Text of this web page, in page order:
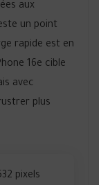
aux
un point
rapide est en
16e cible
avec
plus
pixels